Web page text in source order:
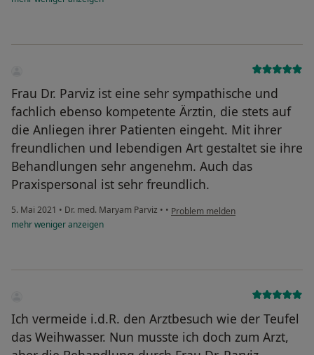
Frau Dr. Parviz ist eine sehr sympathische und
fachlich ebenso kompetente Ärztin, die stets auf
die Anliegen ihrer Patienten eingeht. Mit ihrer
freundlichen und lebendigen Art gestaltet sie ihre
Behandlungen sehr angenehm. Auch das
Praxispersonal ist sehr freundlich.
5. Mai 2021 • Dr. med. Maryam Parviz • • Problem melden
mehrwenigeranzeigen
Ich vermeide i.d.R. den Arztbesuch wie der Teufel
das Weihwasser. Nun musste ich doch zum Arzt,